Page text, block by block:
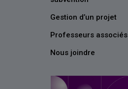
Gestion d’un projet
Professeurs associés
Nous joindre